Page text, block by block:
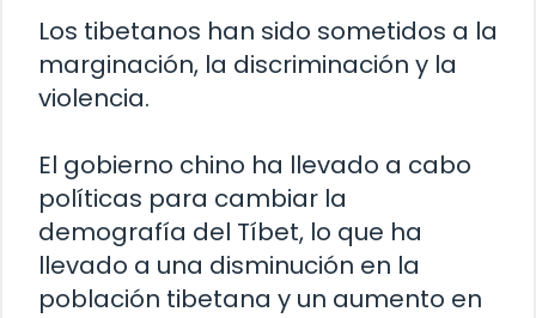
Los tibetanos han sido sometidos a la
marginación, la discriminación y la
violencia.
El gobierno chino ha llevado a cabo
políticas para cambiar la
demografía del Tíbet, lo que ha
llevado a una disminución en la
población tibetana y un aumento en